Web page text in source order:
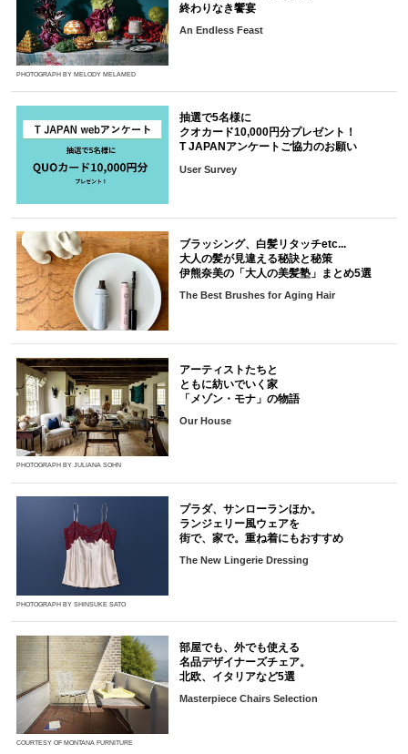
PHOTOGRAPH BY MELODY MELAMED
終わりなき饗宴
An Endless Feast
抽選で5名様に
クオカード10,000円分プレゼント！
T JAPANアンケートご協力のお願い
User Survey
ブラッシング、白髪リタッチetc...
大人の髪が見違える秘訣と秘策
伊熊奈美の「大人の美髪塾」まとめ5選
The Best Brushes for Aging Hair
PHOTOGRAPH BY JULIANA SOHN
アーティストたちと
ともに紡いでいく家
「メゾン・モナ」の物語
Our House
PHOTOGRAPH BY SHINSUKE SATO
プラダ、サンローランほか。
ランジェリー風ウェアを
街で、家で。重ね着にもおすすめ
The New Lingerie Dressing
COURTESY OF MONTANA FURNITURE
部屋でも、外でも使える
名品デザイナーズチェア。
北欧、イタリアなど5選
Masterpiece Chairs Selection